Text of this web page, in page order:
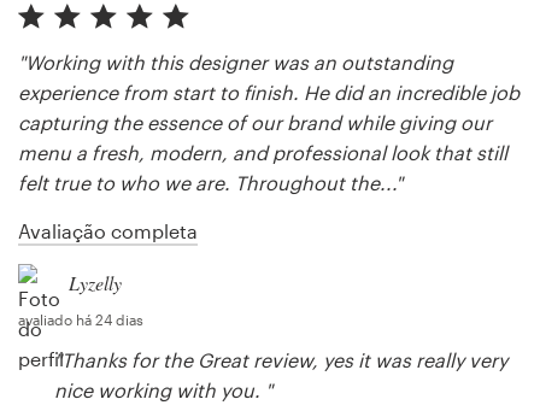
"Working with this designer was an outstanding
experience from start to finish. He did an incredible job
capturing the essence of our brand while giving our
menu a fresh, modern, and professional look that still
felt true to who we are. Throughout the..."
Avaliação completa
Lyzelly
avaliado há 24 dias
"Thanks for the Great review, yes it was really very
nice working with you. "